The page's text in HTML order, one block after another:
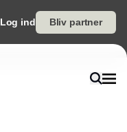
Log ind Bliv partner